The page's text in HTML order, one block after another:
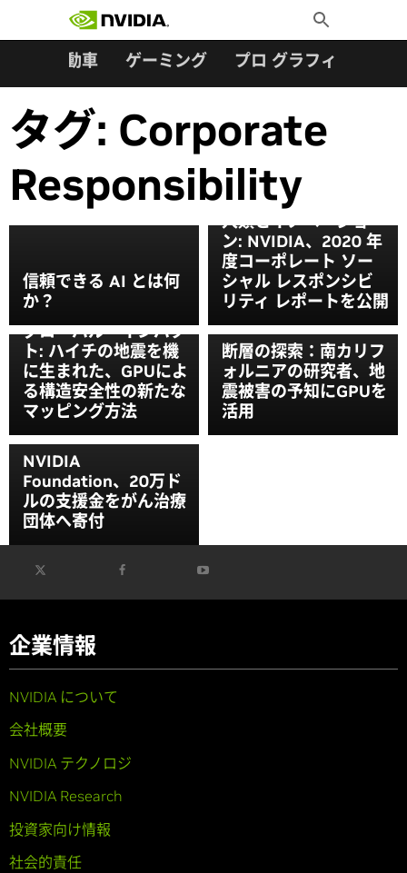
Toggle
Search
自動車 ゲーミング プロ グラフィックス
タグ: Corporate
Responsibility
信頼できる AI とは何
か？
人類とイノベーショ
ン: NVIDIA、2020 年
度コーポレート ソー
シャル レスポンシビ
リティ レポートを公開
グローバル・インパク
ト: ハイチの地震を機
に生まれた、GPUによ
る構造安全性の新たな
マッピング方法
断層の探索：南カリフ
ォルニアの研究者、地
震被害の予知にGPUを
活用
NVIDIA
Foundation、20万ド
ルの支援金をがん治療
団体へ寄付
企業情報
NVIDIA について
会社概要
NVIDIA テクノロジ
NVIDIA Research
投資家向け情報
社会的責任